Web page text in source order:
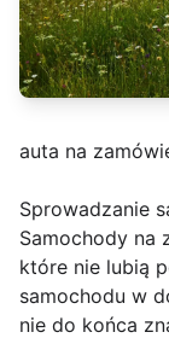
auta na
Sprowadzanie
Samochody na
które nie lubią
samochodu w
nie do końca